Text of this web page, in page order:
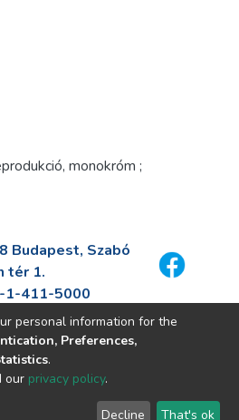
monokróm ;
Budapest, Szabó
tér 1.
1-411-5000
fszek.hu
personal information for the
Preferences,
.
our privacy policy.
Decline That's ok